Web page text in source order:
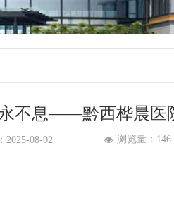
不息——黔西桦晨医
2025-08-02 넶 浏览量： 146